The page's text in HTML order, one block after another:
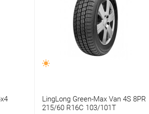
LingLong Green-Max Van 4S 8PR
215/60 R16C 103/101T